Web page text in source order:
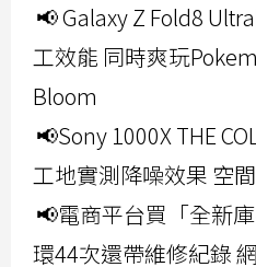
📢 Galaxy Z Fold8
工效能 同時爽玩
Bloom
📢Sony 1000X THE
工地實測降噪效果 空
📢電商平台買「全新
環44次還帶維修紀錄